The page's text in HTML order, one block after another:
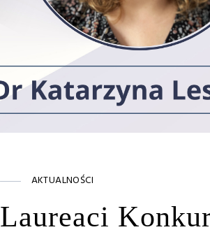
AKTUALNOŚCI
Laureaci